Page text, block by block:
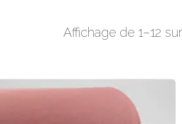
Affichage de 1–12